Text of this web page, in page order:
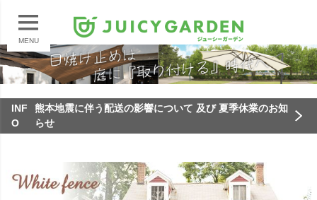
MENU
INF
O
熊本地震に伴う配送の影響について 及び 夏季休業のお知
らせ